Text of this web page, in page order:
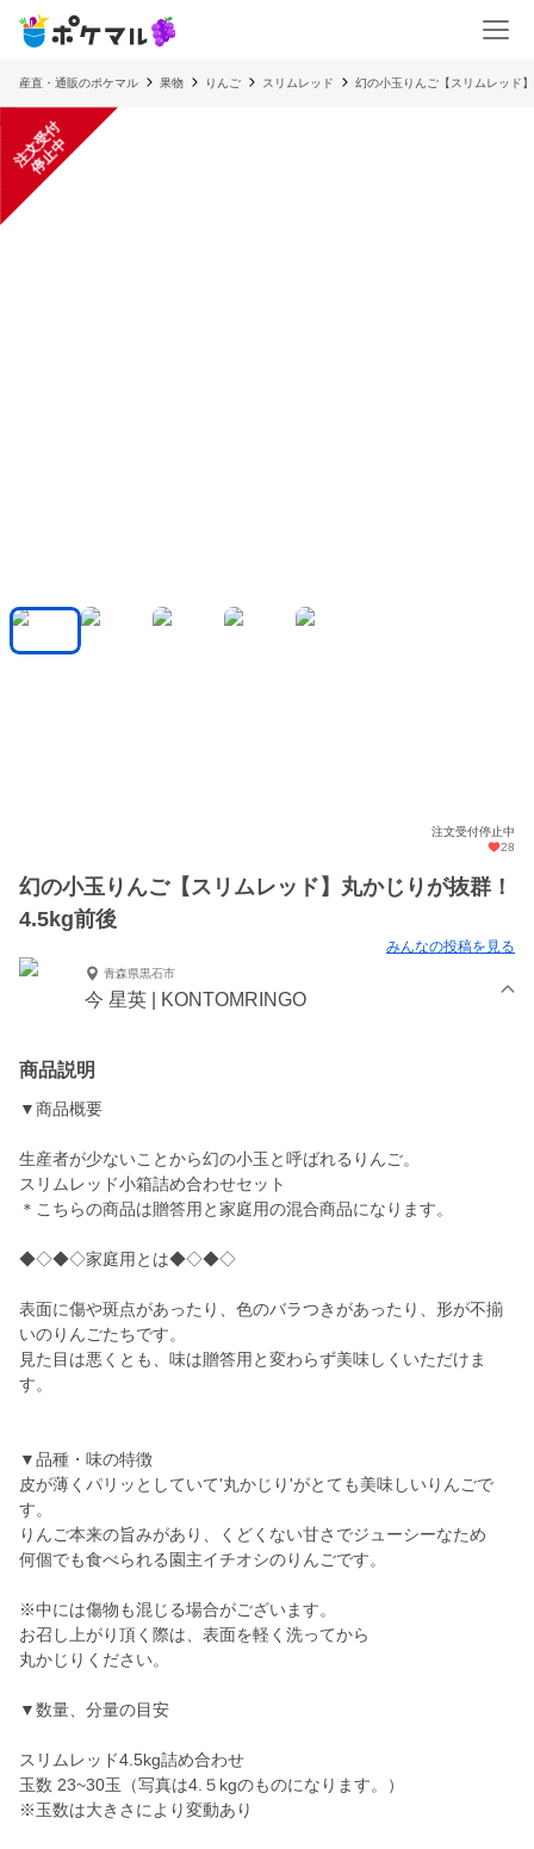
産直・通販のポケマル 果物 りんご スリムレッド 幻の小玉りんご【スリムレッド
注
文
受
付
停
止
中
注文受付停止中
28
幻の小玉りんご【スリムレッド】丸かじりが抜群！
4.5kg前後
みんなの投稿を見る
青森県黒石市
今 星英 | KONTOMRINGO
商品説明
▼商品概要
生産者が少ないことから幻の小玉と呼ばれるりんご。
スリムレッド小箱詰め合わせセット
＊こちらの商品は贈答用と家庭用の混合商品になります。
◆◇◆◇家庭用とは◆◇◆◇
表面に傷や斑点があったり、色のバラつきがあったり、形が不揃
いのりんごたちです。
見た目は悪くとも、味は贈答用と変わらず美味しくいただけま
す。
▼品種・味の特徴
皮が薄くパリッとしていて'丸かじり'がとても美味しいりんごで
す。
りんご本来の旨みがあり、くどくない甘さでジューシーなため
何個でも食べられる園主イチオシのりんごです。
※中には傷物も混じる場合がございます。
お召し上がり頂く際は、表面を軽く洗ってから
丸かじりください。
▼数量、分量の目安
スリムレッド4.5kg詰め合わせ
玉数 23~30玉（写真は4.５kgのものになります。）
※玉数は大きさにより変動あり